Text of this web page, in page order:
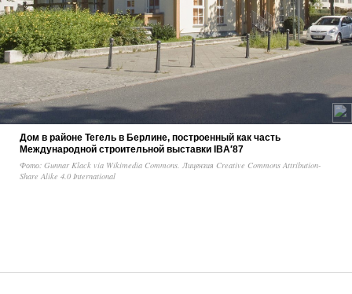
Дом в районе Тегель в Берлине, построенный как часть
Международной строительной выставки IBA′87
Фото: Gunnar Klack via Wikimedia Commons. Лицензия Creative Commons Attribution-
Share Alike 4.0 International